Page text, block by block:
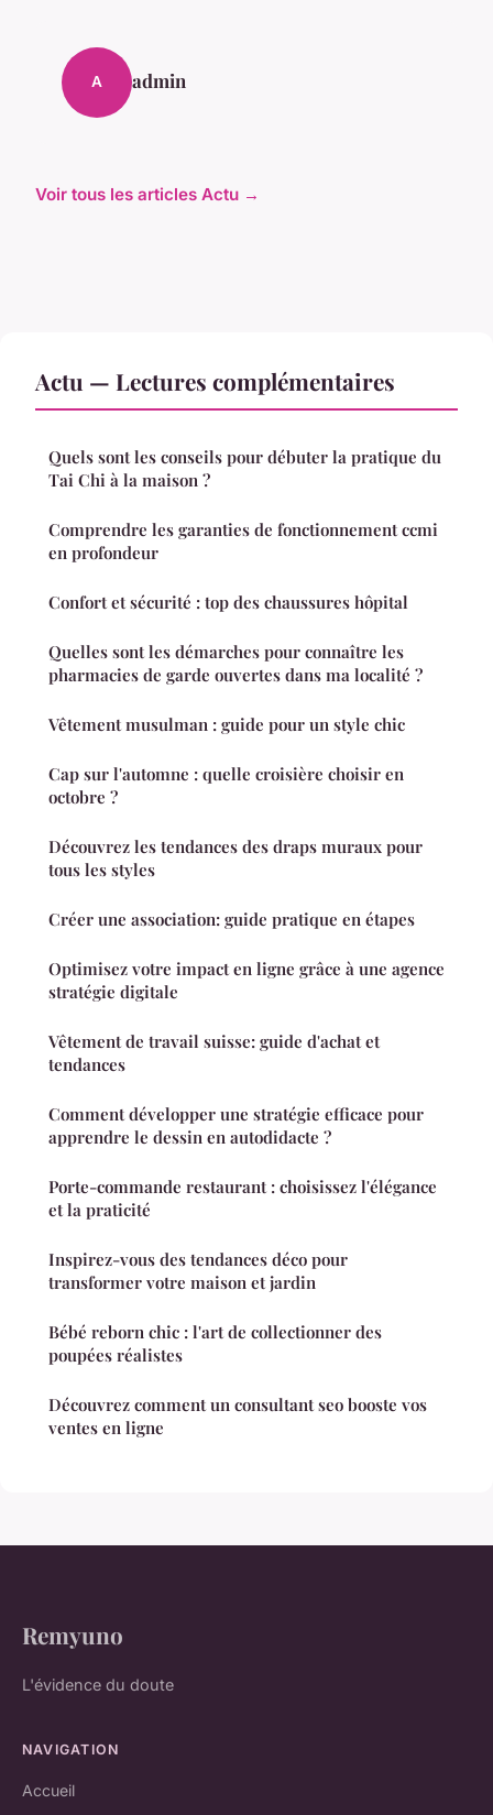
A admin
Voir tous les articles Actu →
Actu — Lectures complémentaires
Quels sont les conseils pour débuter la pratique du
Tai Chi à la maison ?
Comprendre les garanties de fonctionnement ccmi
en profondeur
Confort et sécurité : top des chaussures hôpital
Quelles sont les démarches pour connaître les
pharmacies de garde ouvertes dans ma localité ?
Vêtement musulman : guide pour un style chic
Cap sur l'automne : quelle croisière choisir en
octobre ?
Découvrez les tendances des draps muraux pour
tous les styles
Créer une association: guide pratique en étapes
Optimisez votre impact en ligne grâce à une agence
stratégie digitale
Vêtement de travail suisse: guide d'achat et
tendances
Comment développer une stratégie efficace pour
apprendre le dessin en autodidacte ?
Porte-commande restaurant : choisissez l'élégance
et la praticité
Inspirez-vous des tendances déco pour
transformer votre maison et jardin
Bébé reborn chic : l'art de collectionner des
poupées réalistes
Découvrez comment un consultant seo booste vos
ventes en ligne
Remyuno
L'évidence du doute
NAVIGATION
Accueil